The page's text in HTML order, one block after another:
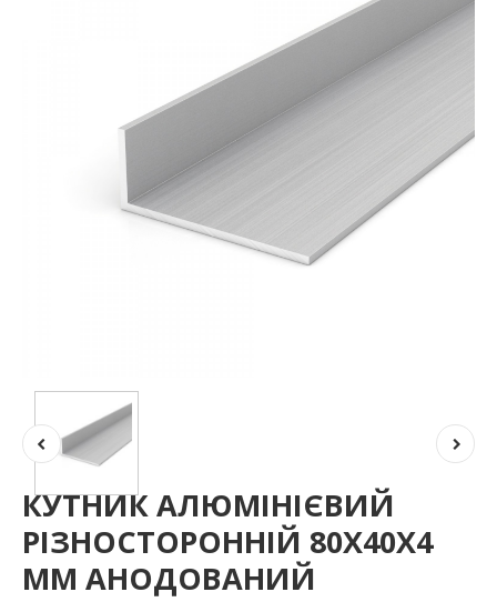
КУТНИК АЛЮМІНІЄВИЙ
РІЗНОСТОРОННІЙ 80Х40Х4
ММ АНОДОВАНИЙ